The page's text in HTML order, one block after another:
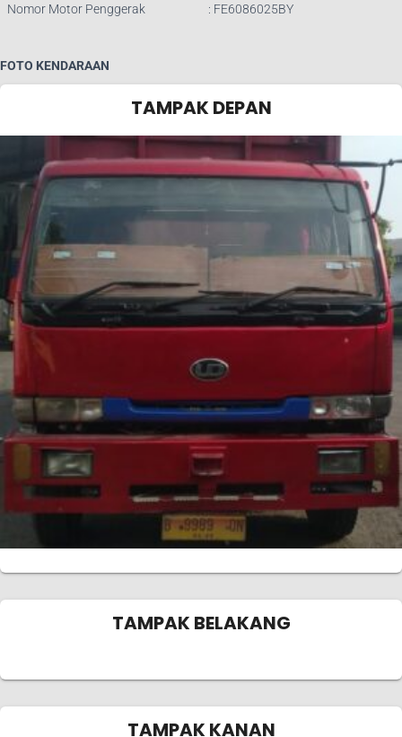
Nomor Motor Penggerak : FE6086025BY
FOTO KENDARAAN
TAMPAK DEPAN
TAMPAK BELAKANG
TAMPAK KANAN